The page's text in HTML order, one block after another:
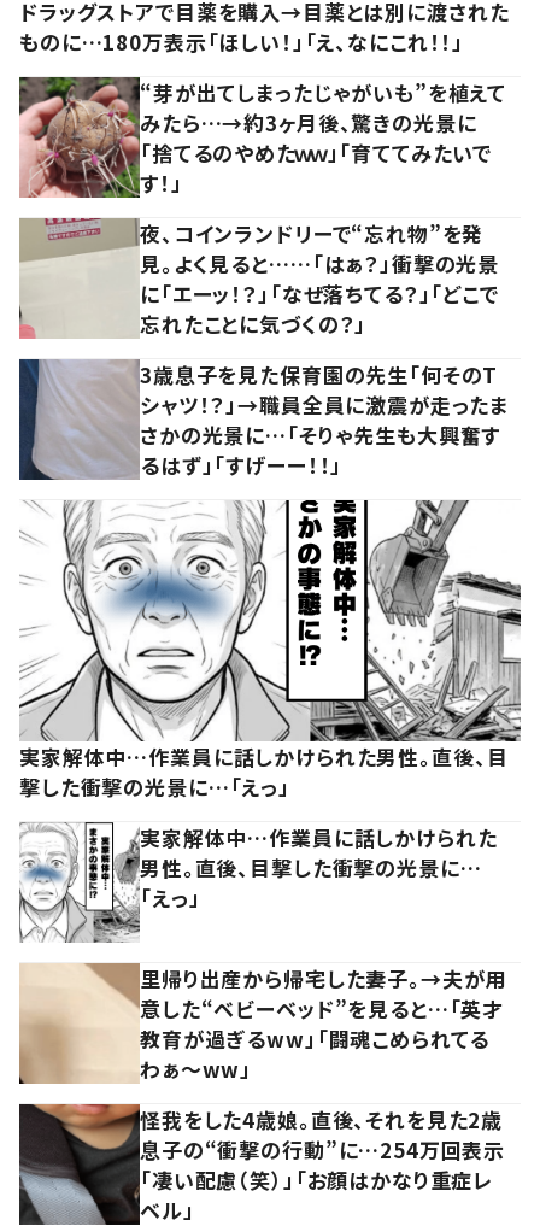
ドラッグストアで目薬を購入→目薬とは別に渡された
ものに…180万表示「ほしい！」「え、なにこれ！！」
“芽が出てしまったじゃがいも”を植えて
みたら…→約3ヶ月後、驚きの光景に
「捨てるのやめたｗｗ」「育ててみたいで
す！」
夜、コインランドリーで“忘れ物”を発
見。よく見ると……「はぁ？」衝撃の光景
に「エーッ！？」「なぜ落ちてる？」「どこで
忘れたことに気づくの？」
3歳息子を見た保育園の先生「何そのT
シャツ！？」→職員全員に激震が走ったま
さかの光景に…「そりゃ先生も大興奮す
るはず」「すげーー！！」
実家解体中…作業員に話しかけられた男性。直後、目
撃した衝撃の光景に…「えっ」
実家解体中…作業員に話しかけられた
男性。直後、目撃した衝撃の光景に…
「えっ」
里帰り出産から帰宅した妻子。→夫が用
意した“ベビーベッド”を見ると…「英才
教育が過ぎるww」「闘魂こめられてる
わぁ～ww」
怪我をした4歳娘。直後、それを見た2歳
息子の“衝撃の行動”に…254万回表示
「凄い配慮（笑）」「お顔はかなり重症レ
ベル」